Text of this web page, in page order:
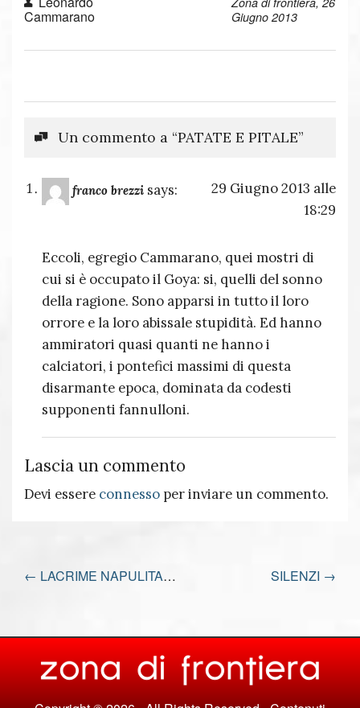
Cammarano
Giugno 2013
Un commento a “PATATE E PITALE”
franco brezzi says:
29 Giugno 2013 alle
18:29
Eccoli, egregio Cammarano, quei mostri di
cui si è occupato il Goya: si, quelli del sonno
della ragione. Sono apparsi in tutto il loro
orrore e la loro abissale stupidità. Ed hanno
ammiratori quasi quanti ne hanno i
calciatori, i pontefici massimi di questa
disarmante epoca, dominata da codesti
supponenti fannulloni.
Lascia un commento
Devi essere connesso per inviare un commento.
← LACRIME NAPULITANE SILENZI →